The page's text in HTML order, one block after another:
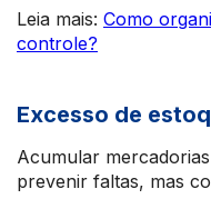
Leia mais: Como
controle?
Excesso de
Acumular
prevenir faltas, mas